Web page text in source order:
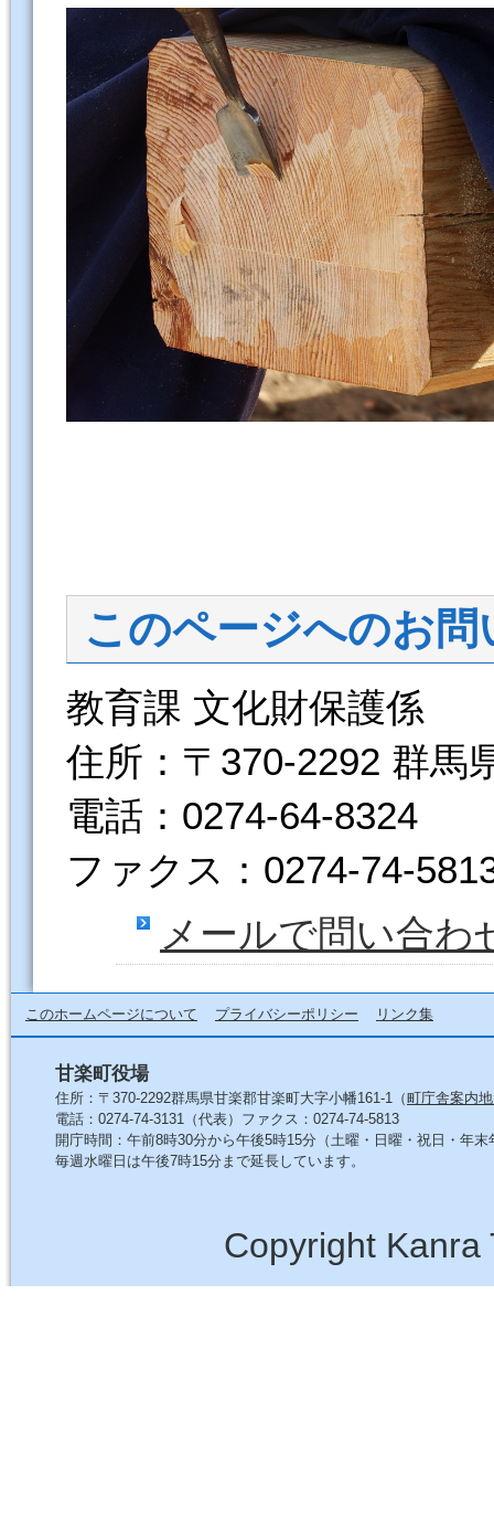
このページへのお問
教育課 文化財保護係
住所：〒370-2292 群馬
電話：0274-64-8324
ファクス：0274-74-
メールで問い合わ
このホームページについて プライバシーポリシー リンク集
甘楽町役場
住所：〒370-2292群馬県甘楽郡甘楽町大字小幡161-1（町庁舎案内
電話：0274-74-3131（代表）ファクス：0274-74-5813
開庁時間：午前8時30分から午後5時15分（土曜・日曜・祝日・年末
毎週水曜日は午後7時15分まで延長しています。
Copyright Kanra